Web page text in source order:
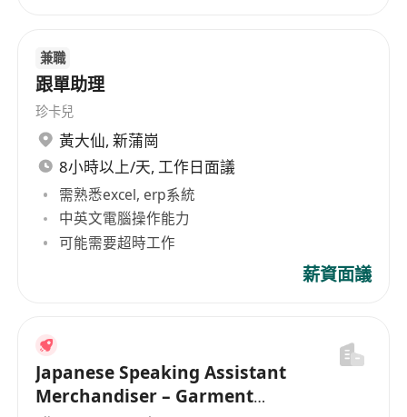
兼職
跟單助理
珍卡兒
黃大仙, 新蒲崗
8小時以上/天, 工作日面議
需熟悉excel, erp系統
中英文電腦操作能力
可能需要超時工作
薪資面議
Japanese Speaking Assistant
Merchandiser – Garment